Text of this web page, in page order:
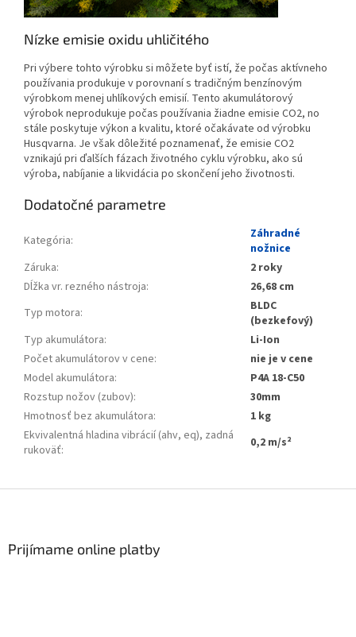
Nízke emisie oxidu uhličitého
Pri výbere tohto výrobku si môžete byť istí, že počas aktívneho
používania produkuje v porovnaní s tradičným benzínovým
výrobkom menej uhlíkových emisií. Tento akumulátorový
výrobok neprodukuje počas používania žiadne emisie CO2, no
stále poskytuje výkon a kvalitu, ktoré očakávate od výrobku
Husqvarna. Je však dôležité poznamenať, že emisie CO2
vznikajú pri ďalších fázach životného cyklu výrobku, ako sú
výroba, nabíjanie a likvidácia po skončení jeho životnosti.
Dodatočné parametre
Kategória:
Záhradné
nožnice
Záruka:
2 roky
Dĺžka vr. rezného nástroja:
26,68 cm
Typ motora:
BLDC
(bezkefový)
Typ akumulátora:
Li-Ion
Počet akumulátorov v cene:
nie je v cene
Model akumulátora:
P4A 18-C50
Rozstup nožov (zubov):
30mm
Hmotnosť bez akumulátora:
1 kg
Ekvivalentná hladina vibrácií (ahv, eq), zadná
rukoväť: 0,2 m/s²
Prijímame online platby